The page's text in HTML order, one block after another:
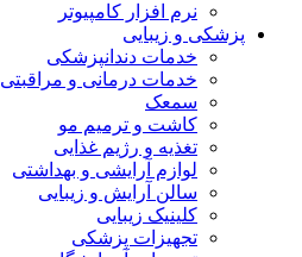
نرم افزار کامپیوتر
پزشکی و زیبایی
خدمات دندانپزشکی
خدمات درمانی و مراقبتی
سمعک
کاشت و ترمیم مو
تغذیه و رژیم غذایی
لوازم آرایشی و بهداشتی
سالن آرایش و زیبایی
کلینیک زیبایی
تجهیزات پزشکی